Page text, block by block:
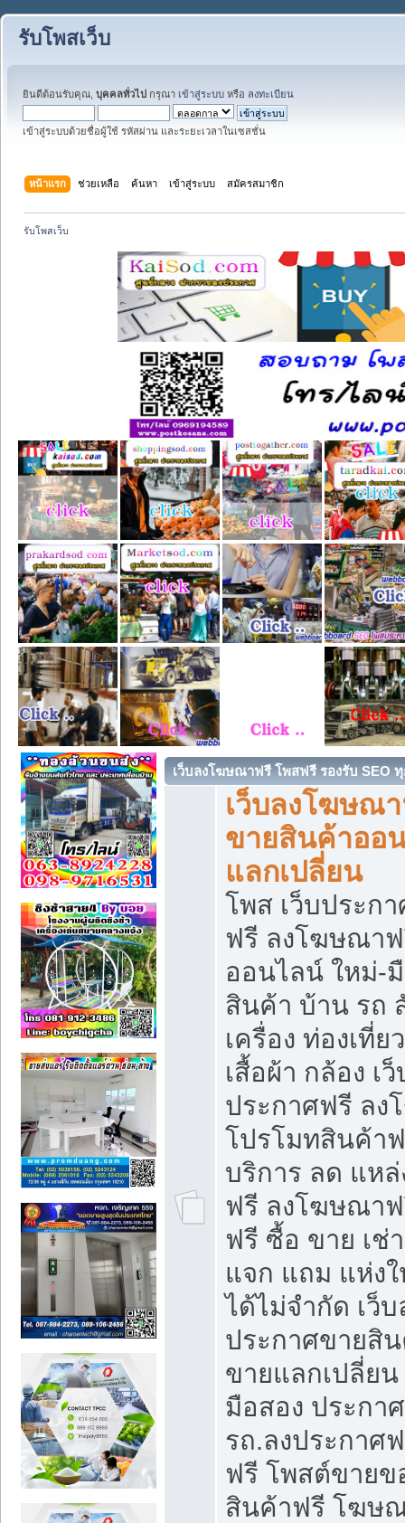
รับโพสเว็บ
ยินดีต้อนรับคุณ, บุคคลทั่วไป กรุณา เข้าสู่ระบบ หรือ ลงทะเบียน
เข้าสู่ระบบด้วยชื่อผู้ใช้ รหัสผ่าน และระยะเวลาในเซสชั่น
หน้าแรก ช่วยเหลือ ค้นหา เข้าสู่ระบบ สมัครสมาชิก
รับโพสเว็บ
เว็บลงโฆษณาฟรี โพสฟรี รองรับ SEO
เว็บลงโฆษณ
ขายสินค้าออ
แลกเปลี่ยน
โพส เว็บประก
ฟรี ลงโฆษณา
ออนไลน์ ใหม่-
สินค้า บ้าน รถ
เครื่อง ท่องเที่ย
เสื้อผ้า กล้อง เ
ประกาศฟรี ล
โปรโมทสินค้า
บริการ ลด แห
ฟรี ลงโฆษณา
ฟรี ซื้อ ขาย เช่
แจก แถม แห่ง
ได้ไม่จำกัด เว็
ประกาศขายสิ
ขายแลกเปลี่ย
มือสอง ประกา
รถ.ลงประกาศ
ฟรี โพสต์ขาย
สินค้าฟรี โฆษ